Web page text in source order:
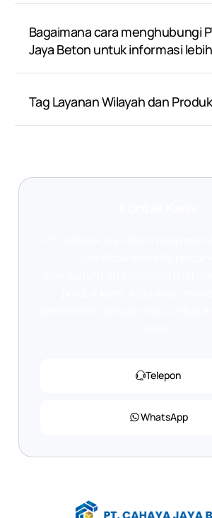
Bagaimana cara menghubungi
Jaya Beton untuk informasi
Tag Layanan Wilayah dan Produk
Telepon
WhatsApp